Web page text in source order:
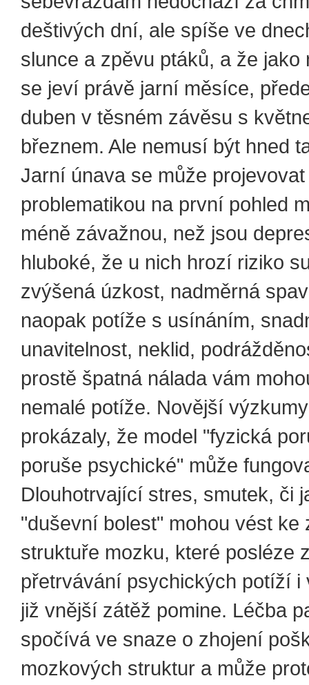
deštivých dní, ale spíše ve
slunce a zpěvu ptáků, a že jako
se jeví právě jarní měsíce,
duben v těsném závěsu s
březnem. Ale nemusí být hned
Jarní únava se může projevovat
problematikou na první pohled
méně závažnou, než jsou
hluboké, že u nich hrozí riziko
zvýšená úzkost, nadměrná
naopak potíže s usínáním,
unavitelnost, neklid,
prostě špatná nálada vám
nemalé potíže. Novější
prokázaly, že model "fyzická
poruše psychické" může
Dlouhotrvající stres, smutek, či
"duševní bolest" mohou vést ke
struktuře mozku, které posléze
přetrvávání psychických potíží i
již vnější zátěž pomine. Léčba
spočívá ve snaze o zhojení
mozkových struktur a může